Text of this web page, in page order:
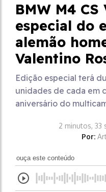
BMW M4
especial do
alemão
Valentino
Edição especial terá
unidades de cada em
aniversário do
2 minutos, 33
Por:
ouça este conteúdo